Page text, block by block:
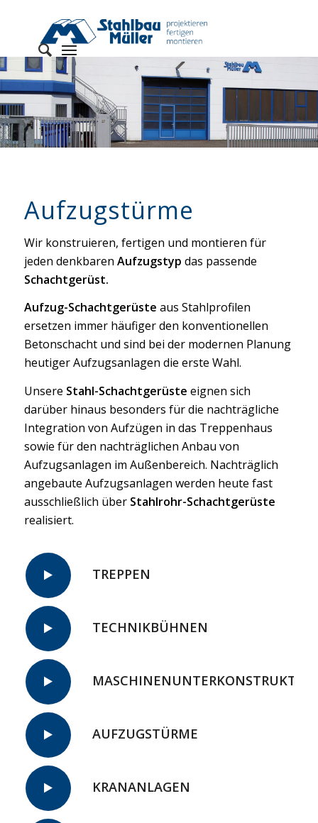
Aufzugstürme
Wir konstruieren, fertigen und montieren für
jeden denkbaren Aufzugstyp das passende
Schachtgerüst.
Aufzug-Schachtgerüste aus Stahlprofilen
ersetzen immer häufiger den konventionellen
Betonschacht und sind bei der modernen Planung
heutiger Aufzugsanlagen die erste Wahl.
Unsere Stahl-Schachtgerüste eignen sich
darüber hinaus besonders für die nachträgliche
Integration von Aufzügen in das Treppenhaus
sowie für den nachträglichen Anbau von
Aufzugsanlagen im Außenbereich. Nachträglich
angebaute Aufzugsanlagen werden heute fast
ausschließlich über Stahlrohr-Schachtgerüste
realisiert.
TREPPEN
TECHNIKBÜHNEN
AUFZUGSTÜRME
KRANANLAGEN